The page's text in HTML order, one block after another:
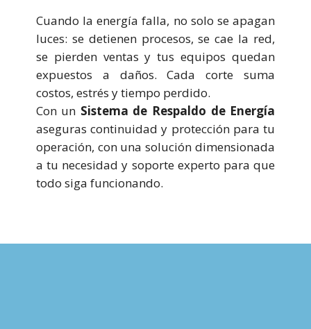
Cuando la energía falla, no solo se apagan
luces: se detienen procesos, se cae la red,
se pierden ventas y tus equipos quedan
expuestos a daños. Cada corte suma
costos, estrés y tiempo perdido.
Con un Sistema de Respaldo de Energía
aseguras continuidad y protección para tu
operación, con una solución dimensionada
a tu necesidad y soporte experto para que
todo siga funcionando.